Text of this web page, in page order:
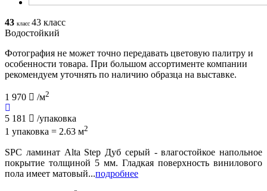
43 класс 43 класс
Водостойкий
Фотография не может точно передавать цветовую палитру и
особенности товара. При большом ассортименте компании
рекомендуем уточнять по наличию образца на выставке.
1 970 /м2
5 181
/упаковка
1 упаковка = 2.63 м2
SPC ламинат Alta Step Дуб серый - влагостойкое напольное
покрытие толщиной 5 мм. Гладкая поверхность винилового
пола имеет матовый...подробнее